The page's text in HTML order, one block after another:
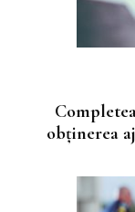
obținerea